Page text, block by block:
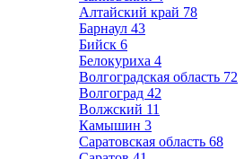
Алтайский край 78
Барнаул 43
Бийск 6
Белокуриха 4
Волгоградская область 72
Волгоград 42
Волжский 11
Камышин 3
Саратовская область 68